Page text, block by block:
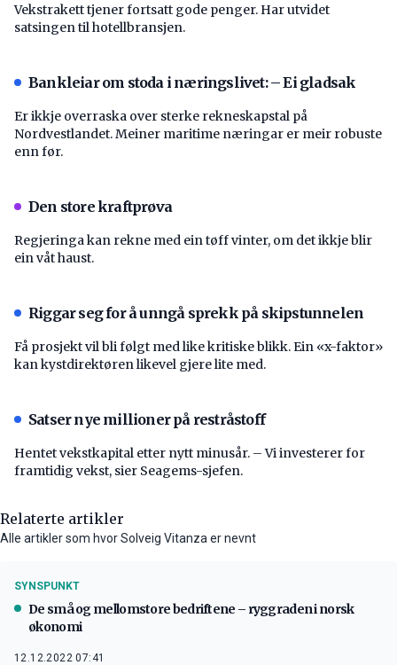
Vekstrakett tjener fortsatt gode penger. Har utvidet
satsingen til hotellbransjen.
Bankleiar om stoda i næringslivet: – Ei gladsak
Er ikkje overraska over sterke rekneskapstal på
Nordvestlandet. Meiner maritime næringar er meir robuste
enn før.
Den store kraftprøva
Regjeringa kan rekne med ein tøff vinter, om det ikkje blir
ein våt haust.
Riggar seg for å unngå sprekk på skipstunnelen
Få prosjekt vil bli følgt med like kritiske blikk. Ein «x-faktor»
kan kystdirektøren likevel gjere lite med.
Satser nye millioner på restråstoff
Hentet vekstkapital etter nytt minusår. – Vi investerer for
framtidig vekst, sier Seagems-sjefen.
Relaterte artikler
Alle artikler som hvor Solveig Vitanza er nevnt
SYNSPUNKT
De små og mellomstore bedriftene – ryggraden i norsk
økonomi
12.12.2022 07:41